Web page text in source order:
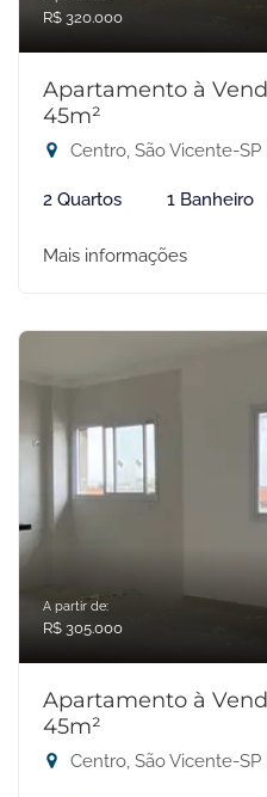
R$ 320.000
Apartamento à
45m²
Centro, São Vicente-SP
2 Quartos 1 Banheiro
Mais informações
A partir de:
R$ 305.000
Apartamento à
45m²
Centro, São Vicente-SP